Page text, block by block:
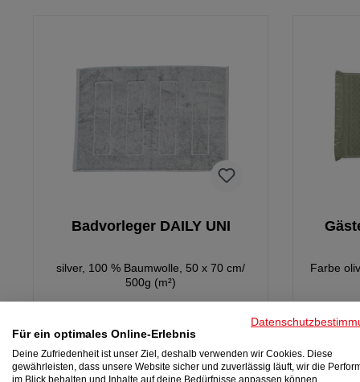
Badvorleger DAILY UNI
silver, 100 % Baumwolle, 50 x 70 cm/
500g (m²)
12,99 €
Farbe
Für ein optimales Online-Erlebnis
Deine Zufriedenheit ist unser Ziel, deshalb verwenden wir Cookies. Diese
gewährleisten, dass unsere Website sicher und zuverlässig läuft, wir die
im Blick behalten und Inhalte auf deine Bedürfnisse anpassen können